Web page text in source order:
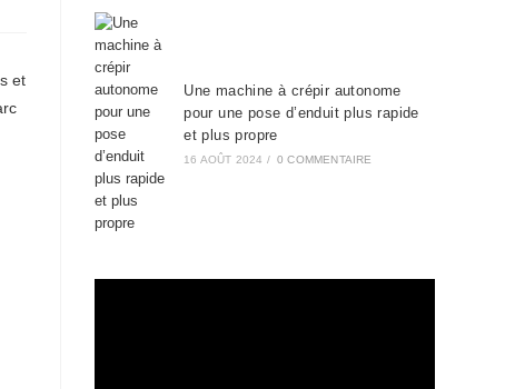
Une machine à crépir autonome
pour une pose d’enduit plus rapide
et plus propre
16 AOÛT 2024 / 0 COMMENTAIRE